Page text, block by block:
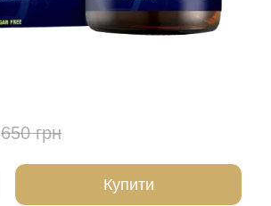
650 грн
Купити